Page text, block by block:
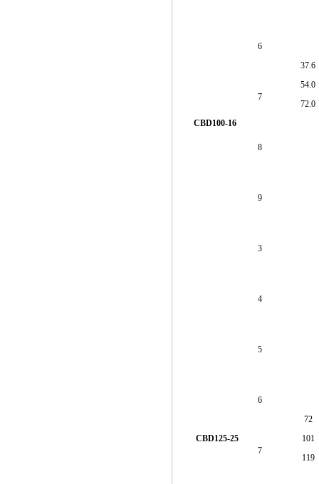
CBD100-16
37.6
54.0
72.0
6
7
8
9
CBD125-25
3
72
101
119
4
5
6
7